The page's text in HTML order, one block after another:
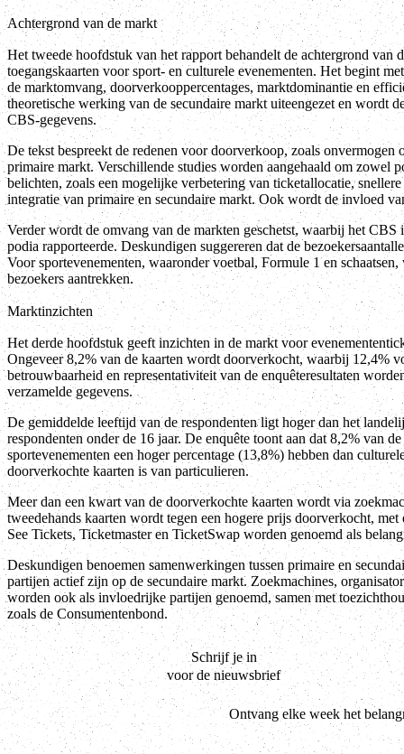
Achtergrond van de markt
Het tweede hoofdstuk van het rapport behandelt de achtergrond
toegangskaarten voor sport- en culturele evenementen. Het begint
de marktomvang, doorverkooppercentages, marktdominantie en
theoretische werking van de secundaire markt uiteengezet en wordt
CBS-gegevens.
De tekst bespreekt de redenen voor doorverkoop, zoals
primaire markt. Verschillende studies worden aangehaald om zowel
belichten, zoals een mogelijke verbetering van ticketallocatie,
integratie van primaire en secundaire markt. Ook wordt de invloed
Verder wordt de omvang van de markten geschetst, waarbij het
podia rapporteerde. Deskundigen suggereren dat de
Voor sportevenementen, waaronder voetbal, Formule 1 en
bezoekers aantrekken.
Marktinzichten
Het derde hoofdstuk geeft inzichten in de markt voor
Ongeveer 8,2% van de kaarten wordt doorverkocht, waarbij 12,4%
betrouwbaarheid en representativiteit van de enquêteresultaten
verzamelde gegevens.
De gemiddelde leeftijd van de respondenten ligt hoger dan het
respondenten onder de 16 jaar. De enquête toont aan dat 8,2% van
sportevenementen een hoger percentage (13,8%) hebben dan
doorverkochte kaarten is van particulieren.
Meer dan een kwart van de doorverkochte kaarten wordt via
tweedehands kaarten wordt tegen een hogere prijs doorverkocht,
See Tickets, Ticketmaster en TicketSwap worden genoemd als
Deskundigen benoemen samenwerkingen tussen primaire en
partijen actief zijn op de secundaire markt. Zoekmachines,
worden ook als invloedrijke partijen genoemd, samen met
zoals de Consumentenbond.
Schrijf je in
voor de nieuwsbrief
Ontvang elke week het